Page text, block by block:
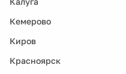
Кемерово
Киров
Красноярск